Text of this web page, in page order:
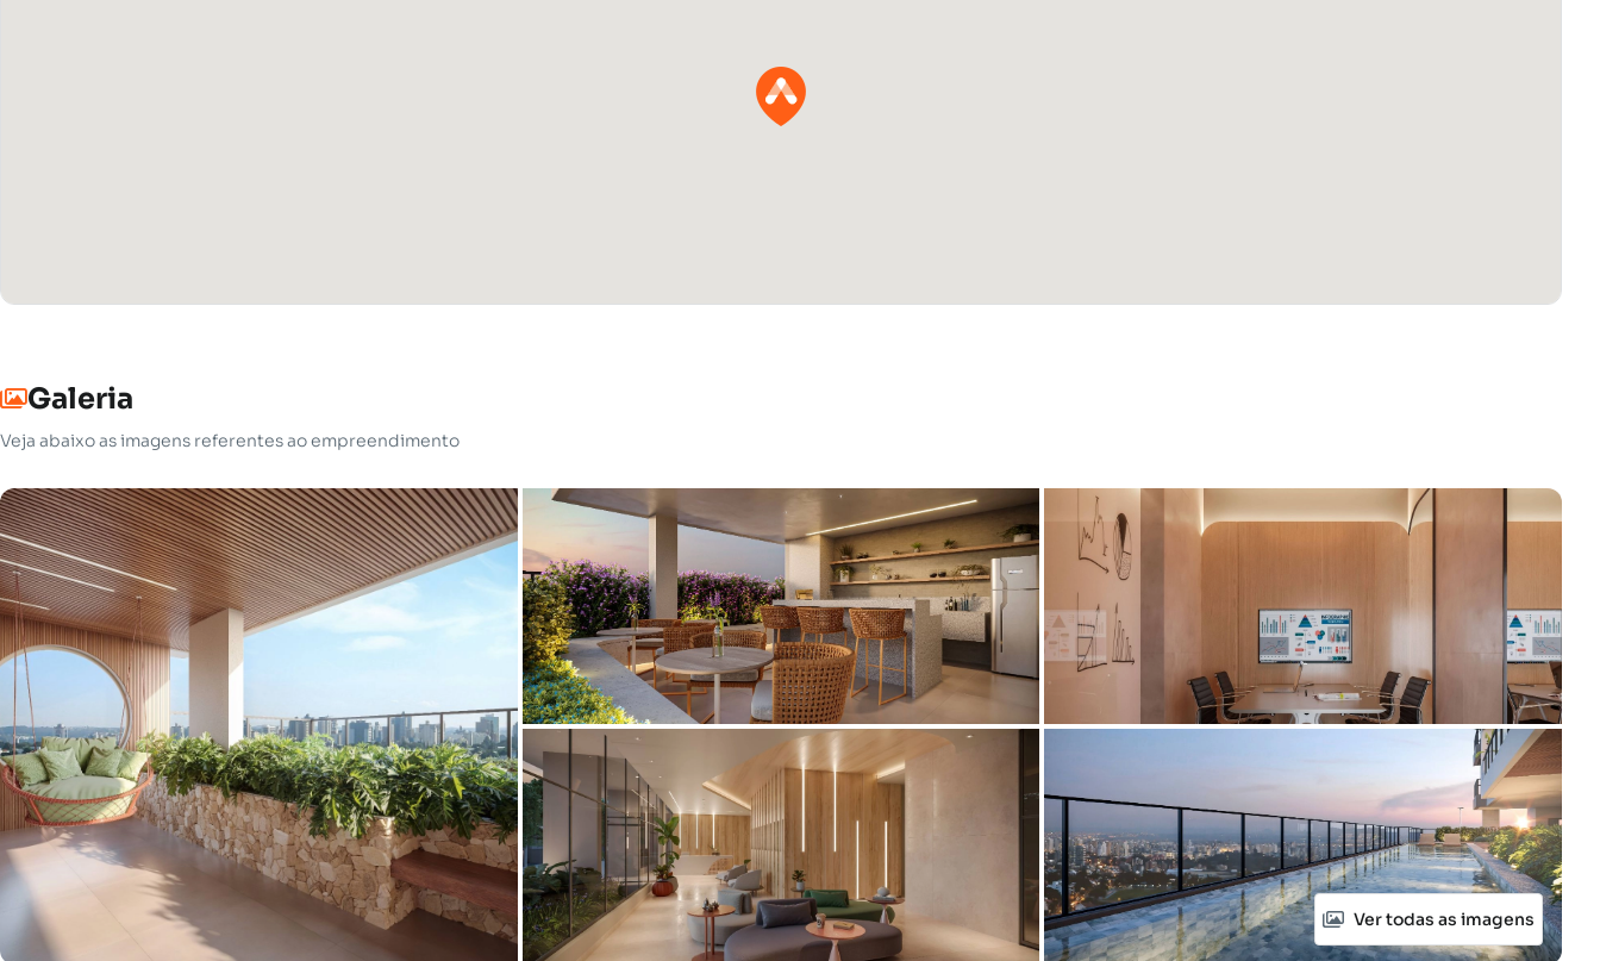
Galeria
Veja abaixo as imagens referentes ao empreendimento
Ver todas as imagens